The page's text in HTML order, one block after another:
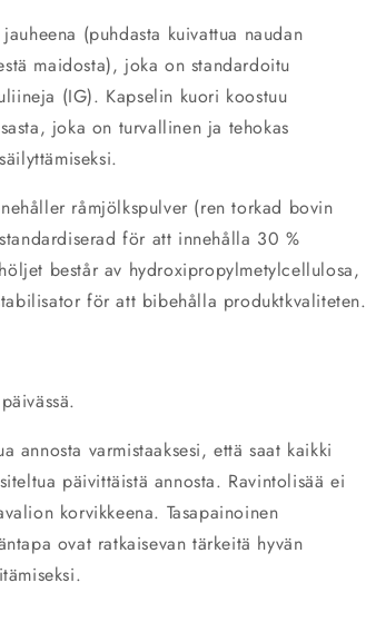
(puhdasta kuivattua naudan
maidosta), joka on standardoitu
(IG). Kapselin kuori koostuu
joka on turvallinen ja tehokas
råmjölkspulver (ren torkad bovin
för att innehålla 30 %
består av hydroxipropylmetylcellulosa,
för att bibehålla produktkvaliteten.
annosta varmistaaksesi, että saat kaikki
päivittäistä annosta. Ravintolisää ei
korvikkeena. Tasapainoinen
ovat ratkaisevan tärkeitä hyvän